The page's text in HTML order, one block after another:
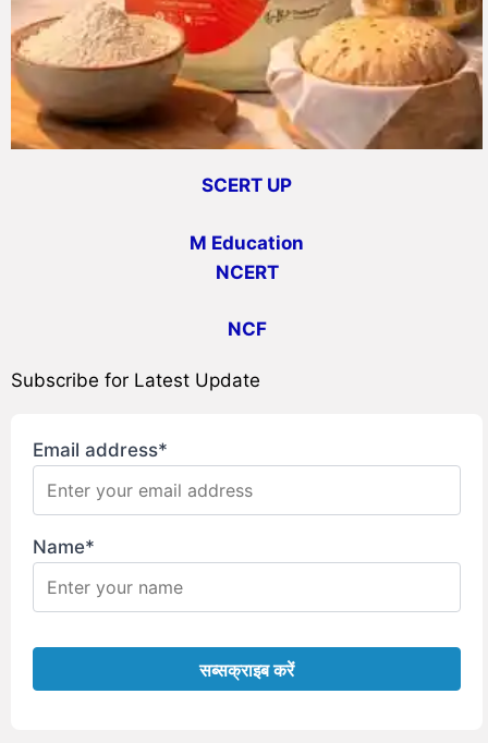
SCERT UP
M Education
NCERT
NCF
Subscribe for Latest Update
Email address*
Name*